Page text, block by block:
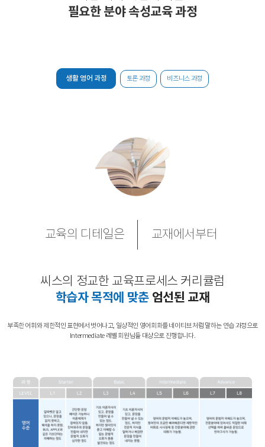
필요한 분야 속성교육 과정
생활 영어 과정 토론 과정 비즈니스 과정
교육의 디테일은 교재에서부터
씨스의 정교한 교육프로세스 커리큘럼
학습자 목적에 맞춘엄선된 교재
부족한 어휘와 제한적인 표현에서 벗어나고, 일상적인 영어회화를 네이티브 처럼 말하는 연습 과정으로
Intermediate 레벨 회원님들 대상으로 진행합니다.